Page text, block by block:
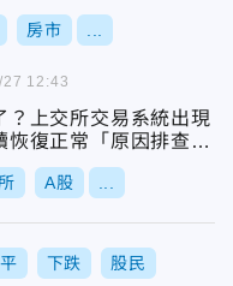
房市
？上交所交易系統出現
復正常「原因排查
A股
12:43
下跌 股民